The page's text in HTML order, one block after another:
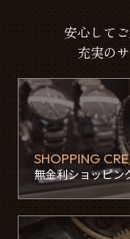
安心して
充実の
SHOPPING
無金利ショッピン